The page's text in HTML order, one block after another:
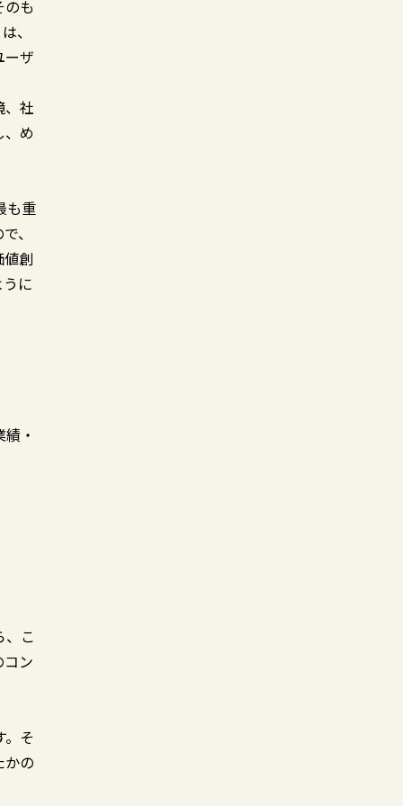
も
、
ーザ
、社
め
も重
、
創
に
・
、こ
ン
。そ
かの